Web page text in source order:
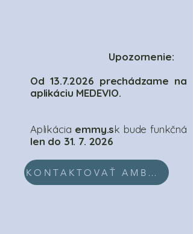
Upozornenie:
Od13.7.2026 prechádzame na
aplikáciu MEDEVIO.
Aplikácia emmy.sk bude funkčná
len do 31. 7. 2026
KONTAKTOVAŤ AMBULANCIU EMMY.SK